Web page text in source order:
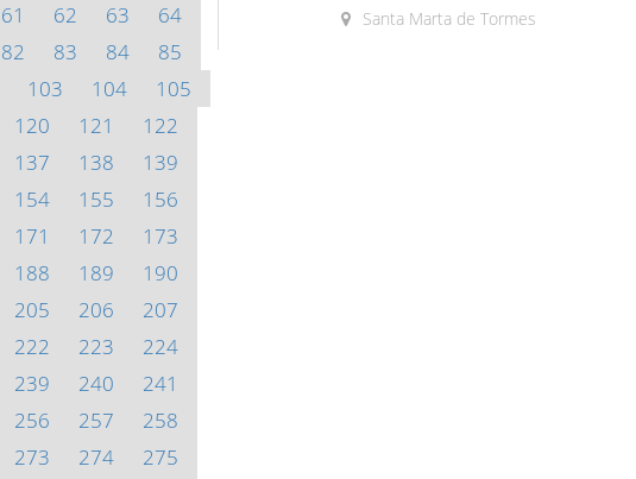
61 62 63
64
82 83 84
85
103 104
105
120 121
122
137 138
139
154 155
156
171 172
173
188 189
190
205 206
207
222 223
224
239 240
241
256 257
258
273 274 275
Santa Marta de Tormes